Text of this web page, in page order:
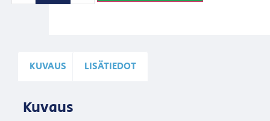
KUVAUS LISÄTIEDOT
Kuvaus